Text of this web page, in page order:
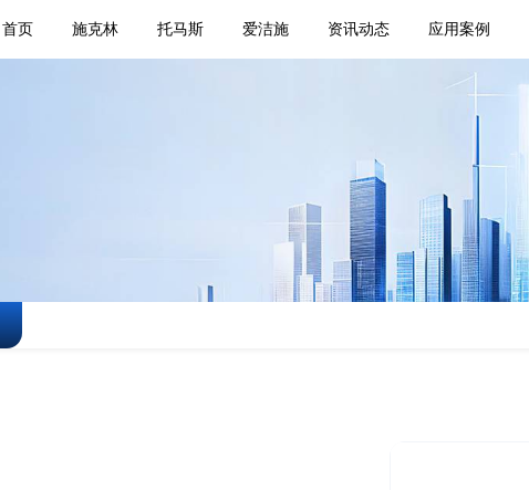
首页 施克林 托马斯 爱洁施 资讯动态 应用案例